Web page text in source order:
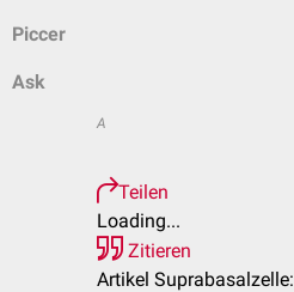
Piccer
Ask
A
Teilen
Loading...
Zitieren
Artikel Suprabasalzelle: